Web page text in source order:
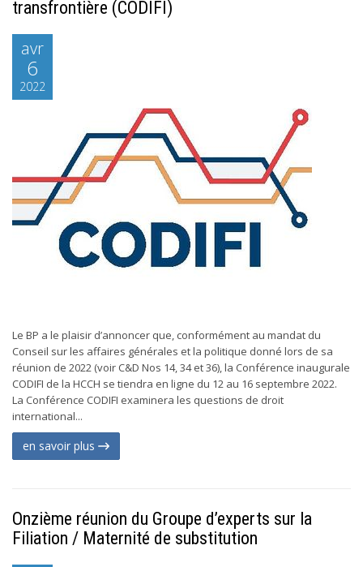
transfrontière (CODIFI)
avr
6
2022
Le BP a le plaisir d’annoncer que, conformément au mandat du
Conseil sur les affaires générales et la politique donné lors de sa
réunion de 2022 (voir C&D Nos 14, 34 et 36), la Conférence inaugurale
CODIFI de la HCCH se tiendra en ligne du 12 au 16 septembre 2022.
La Conférence CODIFI examinera les questions de droit
international...
en savoir plus
Onzième réunion du Groupe d’experts sur la
Filiation / Maternité de substitution